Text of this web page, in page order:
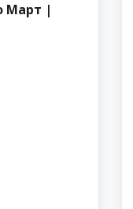
Март |